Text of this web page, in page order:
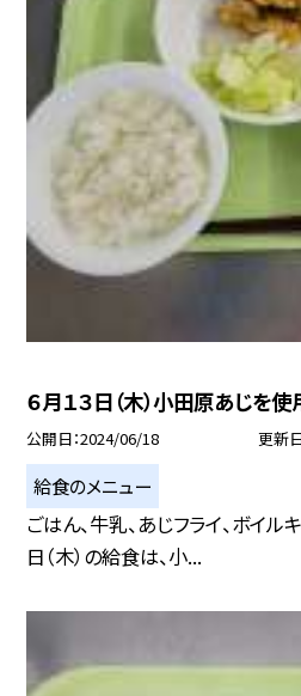
６月１３日（木）小田原あじを
公開日 2024/06/18 更新
給食のメニュー
ごはん、牛乳、あじフライ、ボイル
日（木）の給食は、小...